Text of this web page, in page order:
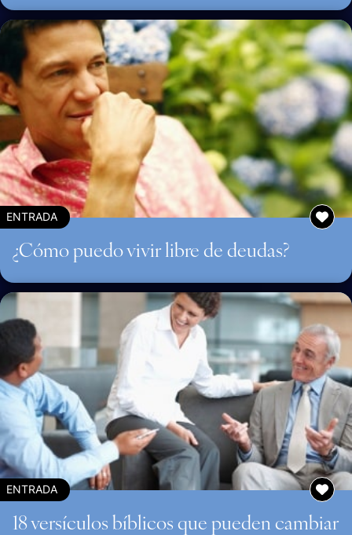
ENTRADA
¿Cómo puedo vivir libre de deudas?
ENTRADA
18 versículos bíblicos que pueden cambiar